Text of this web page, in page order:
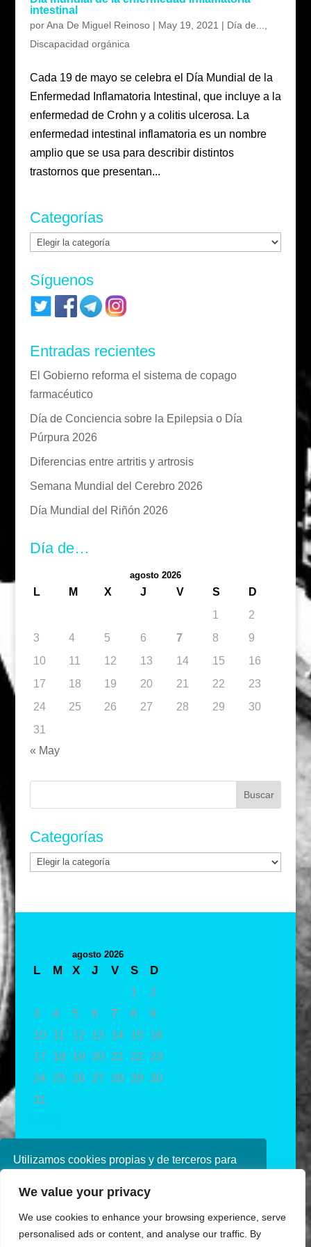
Utilizamos cookies propias y de terceros para
navegando, consideramos que acepta su uso.
política de cookies consulte nuestra
Política de
privacidad
We value your privacy
We use cookies to enhance your browsing experience, serve
personalised ads or content, and analyse our traffic. By
intestinal
porAna De Miguel Reinoso| May 19, 2021 | Día de...
Discapacidad orgánica
Cada 19 de mayo se celebra el Día Mundial de la
Enfermedad Inflamatoria Intestinal, que incluye a la
enfermedad de Crohn y a colitis ulcerosa. La
enfermedad intestinal inflamatoria es un nombre
amplio que se usa para describir distintos
trastornos que presentan...
Categorías
Categorías
Síguenos
Entradas recientes
El Gobierno reforma el sistema de copago
farmacéutico
Día de Conciencia sobre la Epilepsia o Día
Púrpura 2026
Diferencias entre artritis y artrosis
Semana Mundial del Cerebro 2026
Día Mundial del Riñón 2026
Día de…
agosto 2026
L M X J V S
D
1
2
3
4 5 6 7 8
9
10
11 12 13 14 15
16
17
18 19 20 21 22
23
24
25 26 27 28 29
30
31
« May
Categorías
Categorías
agosto 2026
L M X J V S
D
1
2
3
4 5 6 7 8
9
10
11 12 13 14 15
16
17
18 19 20 21 22
23
24
25 26 27 28 29 30
31